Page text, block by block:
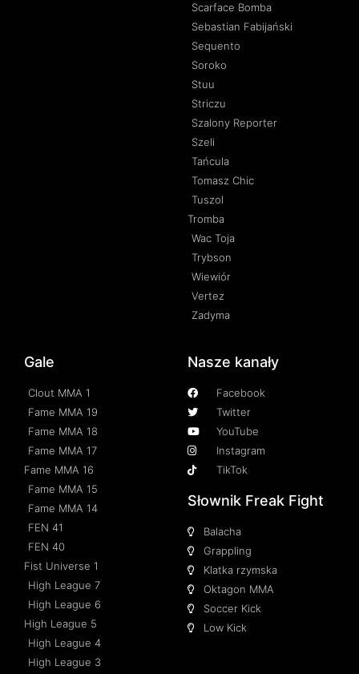
Scarface Bomba
Sebastian Fabijański
Sequento
Soroko
Stuu
Striczu
Szalony Reporter
Szeli
Tańcula
Tomasz Chic
Tuszol
Tromba
Wac Toja
Trybson
Wiewiór
Vertez
Zadyma
Gale
Clout MMA 1
Fame MMA 19
Fame MMA 18
Fame MMA 17
Fame MMA 16
Fame MMA 15
Fame MMA 14
FEN 41
FEN 40
Fist Universe 1
High League 7
High League 6
High League 5
High League 4
High League 3
Nasze kanały
Facebook
Twitter
YouTube
Instagram
TikTok
Słownik Freak Fight
Balacha
Grappling
Klatka rzymska
Oktagon MMA
Soccer Kick
Low Kick